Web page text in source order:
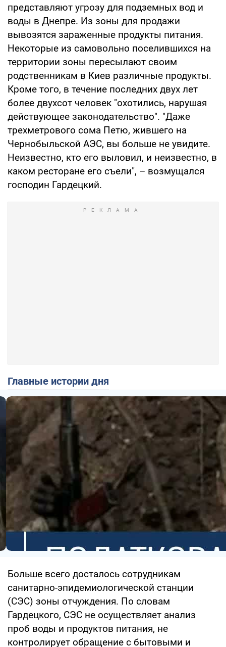
представляют угрозу для подземных вод и
воды в Днепре. Из зоны для продажи
вывозятся зараженные продукты питания.
Некоторые из самовольно поселившихся на
территории зоны пересылают своим
родственникам в Киев различные продукты.
Кроме того, в течение последних двух лет
более двухсот человек "охотились, нарушая
действующее законодательство". "Даже
трехметрового сома Петю, жившего на
Чернобыльской АЭС, вы больше не увидите.
Неизвестно, кто его выловил, и неизвестно, в
каком ресторане его съели", – возмущался
господин Гардецкий.
Главные истории дня
Больше всего досталось сотрудникам
санитарно-эпидемиологической станции
(СЭС) зоны отчуждения. По словам
Гардецкого, СЭС не осуществляет анализ
проб воды и продуктов питания, не
контролирует обращение с бытовыми и